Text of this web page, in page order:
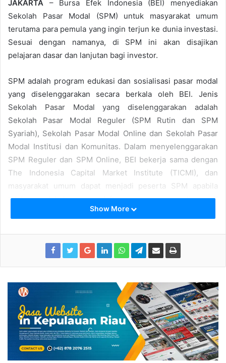
JAKARTA – Bursa Efek Indonesia (BEI) menyediakan
Sekolah Pasar Modal (SPM) untuk masyarakat umum
terutama para pemula yang ingin terjun ke dunia investasi.
Sesuai dengan namanya, di SPM ini akan disajikan
pelajaran dasar dan lanjutan bagi investor.
SPM adalah program edukasi dan sosialisasi pasar modal
yang diselenggarakan secara berkala oleh BEI. Jenis
Sekolah Pasar Modal yang diselenggarakan adalah
Sekolah Pasar Modal Reguler (SPM Rutin dan SPM
Syariah), Sekolah Pasar Modal Online dan Sekolah Pasar
Modal Institusi dan Komunitas. Dalam menyelenggarakan
SPM Reguler dan SPM Online, BEI bekerja sama dengan
The Indonesia Capital Market Institute (TICMI), dan
masyarakat umum dapat menjadi peserta SPM apabila
telah melakukan pendaftaran secara online di
www.sekolapasarmodal.idx.co.id. Selain itu, setiap Kantor
pendaftarannya dapat dilakukan melalui link yang telah
SPM ini terdiri dari dua level. Setiap peserta SPM akan
mendapatkan sertifikat kegiatan apabila telah mengikuti
secara lengkap level 1, level 2 atauworkshopinvestasi,
dan telah melakukan transaksi jual beli saham minimal satu
kali transaksi.
Show More